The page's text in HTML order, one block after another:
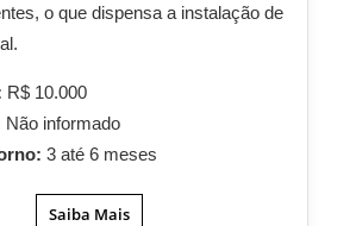
o que dispensa a instalação de
R$ 10.000
Não informado
3 até 6 meses
Saiba Mais